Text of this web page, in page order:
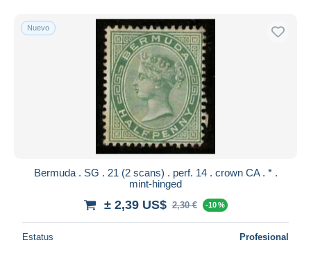
Nuevo
Bermuda . SG . 21 (2 scans) . perf. 14 . crown CA . * .
mint-hinged
± 2,39 US$ 2,30 € -10 %
Estatus Profesional